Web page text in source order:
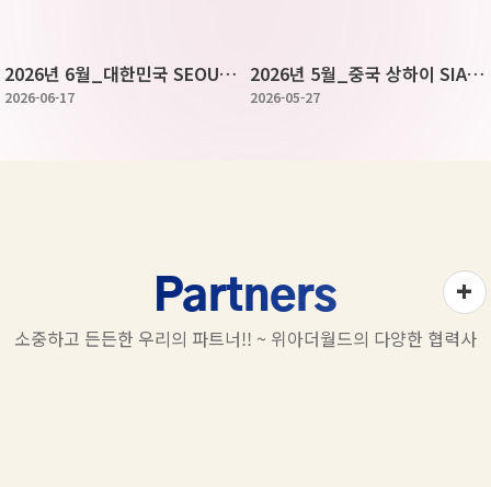
2026년 6월_대한민국 SEOUL …
2026-06-17
2026년 5월_중국 상하이 SIAL…
2026-05-27
Partners
소중하고 든든한 우리의 파트너!! ~ 위아더월드의 다양한 협력사
+